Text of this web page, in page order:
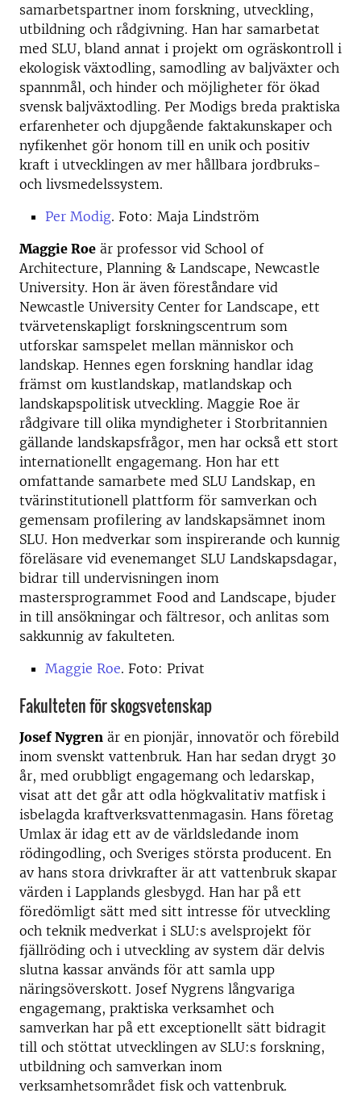
samarbetspartner inom forskning, utveckling,
utbildning och rådgivning. Han har samarbetat
med SLU, bland annat i projekt om ogräskontroll i
ekologisk växtodling, samodling av baljväxter och
spannmål, och hinder och möjligheter för ökad
svensk baljväxtodling. Per Modigs breda praktiska
erfarenheter och djupgående faktakunskaper och
nyfikenhet gör honom till en unik och positiv
kraft i utvecklingen av mer hållbara jordbruks-
och livsmedelssystem.
Per Modig. Foto: Maja Lindström
Maggie Roe är professor vid School of
Architecture, Planning & Landscape, Newcastle
University. Hon är även föreståndare vid
Newcastle University Center for Landscape, ett
tvärvetenskapligt forskningscentrum som
utforskar samspelet mellan människor och
landskap. Hennes egen forskning handlar idag
främst om kustlandskap, matlandskap och
landskapspolitisk utveckling. Maggie Roe är
rådgivare till olika myndigheter i Storbritannien
gällande landskapsfrågor, men har också ett stort
internationellt engagemang. Hon har ett
omfattande samarbete med SLU Landskap, en
tvärinstitutionell plattform för samverkan och
gemensam profilering av landskapsämnet inom
SLU. Hon medverkar som inspirerande och kunnig
föreläsare vid evenemanget SLU Landskapsdagar,
bidrar till undervisningen inom
mastersprogrammet Food and Landscape, bjuder
in till ansökningar och fältresor, och anlitas som
sakkunnig av fakulteten.
Maggie Roe. Foto: Privat
Fakulteten för skogsvetenskap
Josef Nygren är en pionjär, innovatör och förebild
inom svenskt vattenbruk. Han har sedan drygt 30
år, med orubbligt engagemang och ledarskap,
visat att det går att odla högkvalitativ matfisk i
isbelagda kraftverksvattenmagasin. Hans företag
Umlax är idag ett av de världsledande inom
rödingodling, och Sveriges största producent. En
av hans stora drivkrafter är att vattenbruk skapar
värden i Lapplands glesbygd. Han har på ett
föredömligt sätt med sitt intresse för utveckling
och teknik medverkat i SLU:s avelsprojekt för
fjällröding och i utveckling av system där delvis
slutna kassar används för att samla upp
näringsöverskott. Josef Nygrens långvariga
engagemang, praktiska verksamhet och
samverkan har på ett exceptionellt sätt bidragit
till och stöttat utvecklingen av SLU:s forskning,
utbildning och samverkan inom
verksamhetsområdet fisk och vattenbruk.